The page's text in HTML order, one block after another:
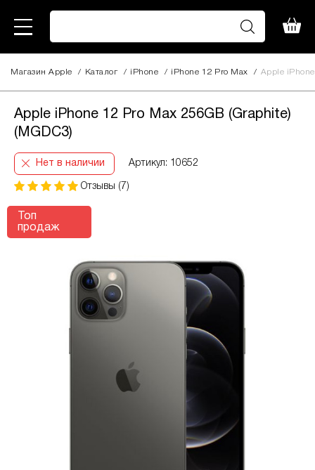
Магазин Apple / Каталог / iPhone / iPhone 12 Pro Max / Apple
Apple iPhone 12 Pro Max 256GB (Graphite)
(MGDC3)
Нет в наличии Артикул: 10652
Отзывы (7)
Топ
продаж